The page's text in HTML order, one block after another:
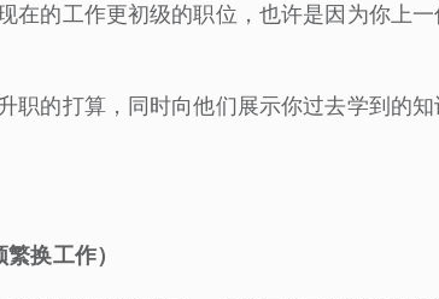
在的工作更初级的职位，也许是因为你上
职的打算，同时向他们展示你过去学到的
换工作）